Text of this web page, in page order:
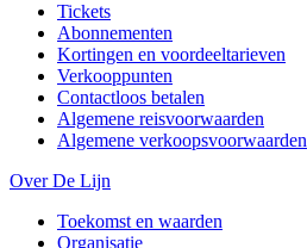
Tickets
Abonnementen
Kortingen en voordeeltarieven
Verkooppunten
Contactloos betalen
Algemene reisvoorwaarden
Algemene verkoopsvoorwaarden
Over De Lijn
Toekomst en waarden
Organisatie